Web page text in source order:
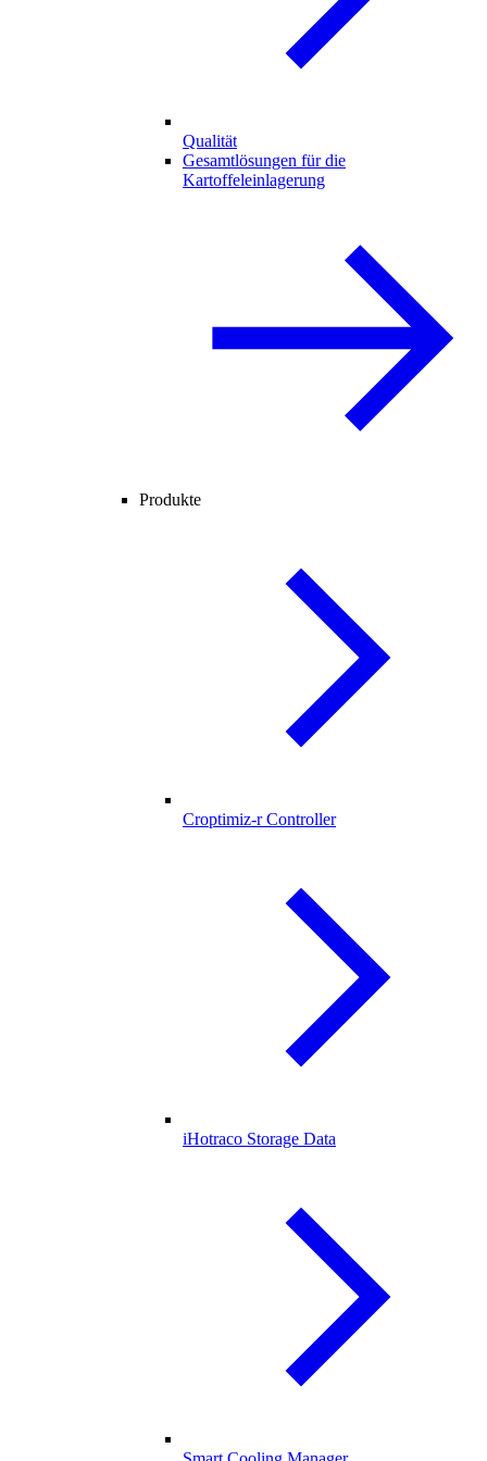
Qualität
Gesamtlösungen für die
Kartoffeleinlagerung
Produkte
Croptimiz-r Controller
iHotraco Storage Data